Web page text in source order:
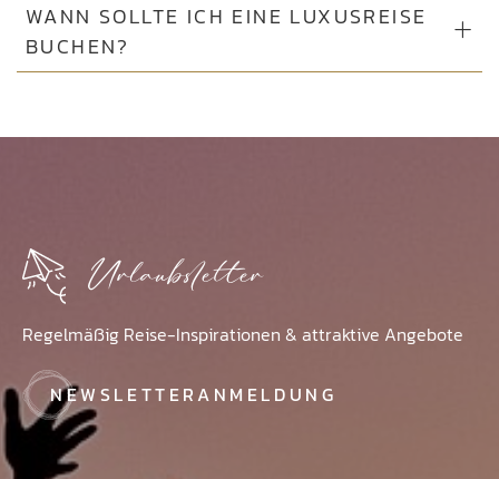
WANN SOLLTE ICH EINE LUXUSREISE
BUCHEN?
Urlaubsletter
Regelmäßig Reise-Inspirationen & attraktive Angebote
NEWSLETTERANMELDUNG